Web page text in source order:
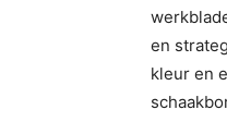
en
kleur en